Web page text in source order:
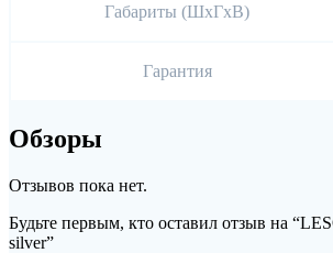
Габариты (ШхГхВ)
Гарантия
Обзоры
Отзывов пока нет.
Будьте первым, кто оставил отзыв на
silver”